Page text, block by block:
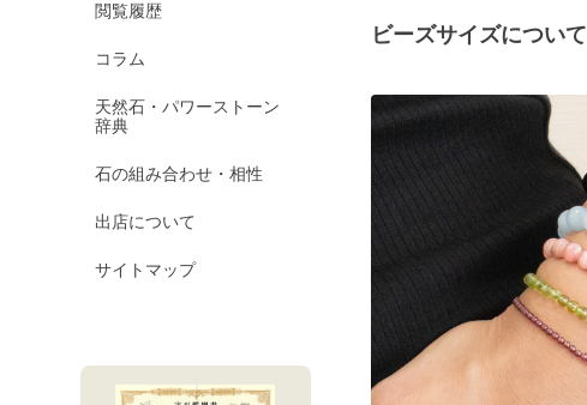
閲覧履歴
コラム
天然石・パワーストーン
辞典
石の組み合わせ・相性
出店について
サイトマップ
ビーズサイズについて